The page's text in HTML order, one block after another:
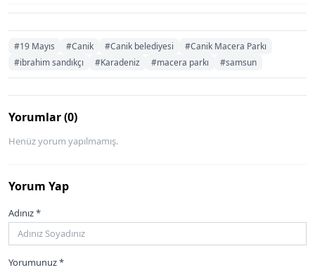
#19 Mayıs #Canik #Canik belediyesi
#Canik Macera Parkı
#ibrahim sandıkçı
#Karadeniz #macera parkı #samsun
Yorumlar (0)
Henüz yorum yapılmamış.
Yorum Yap
Adınız *
Yorumunuz *